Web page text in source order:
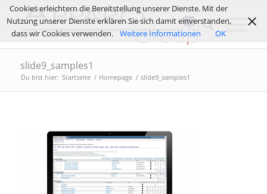
slide9_samples1
Du bist hier: Startseite / Homepage / slide9_samples1
Cookies erleichtern die Bereitstellung unserer Dienste. Mit der
Nutzung unserer Dienste erklären Sie sich damit einverstanden,
dass wir Cookies verwenden.
Weitere Informationen OK